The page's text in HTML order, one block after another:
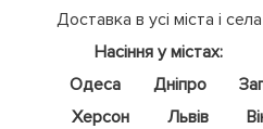
Доставка в усі міста і
Насіння у містах:
Одеса
Дніпро
Херсон
Львів